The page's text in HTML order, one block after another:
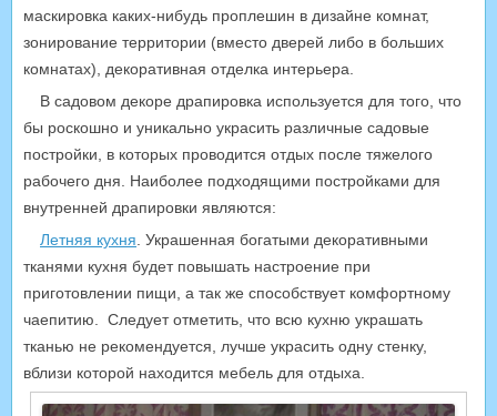
маскировка каких-нибудь проплешин в дизайне комнат,
зонирование территории (вместо дверей либо в больших
комнатах), декоративная отделка интерьера.
В садовом декоре драпировка используется для того, что
бы роскошно и уникально украсить различные садовые
постройки, в которых проводится отдых после тяжелого
рабочего дня. Наиболее подходящими постройками для
внутренней драпировки являются:
Летняя кухня. Украшенная богатыми декоративными
тканями кухня будет повышать настроение при
приготовлении пищи, а так же способствует комфортному
чаепитию. Следует отметить, что всю кухню украшать
тканью не рекомендуется, лучше украсить одну стенку,
вблизи которой находится мебель для отдыха.